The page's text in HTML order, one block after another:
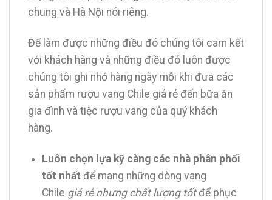
chung và Hà Nội nói riêng.
Để làm được những điều đó chúng tôi cam kết
với khách hàng và những điều đó luôn được
chúng tôi ghi nhớ hàng ngày mỗi khi đưa các
sản phẩm rượu vang Chile giá rẻ đến bữa ăn
gia đình và tiệc rượu vang của quý khách
hàng.
Luôn chọn lựa kỹ càng các nhà phân phối
tốt nhất để mang những dòng vang
Chile giá rẻ nhưng chất lượng tốtđể phục